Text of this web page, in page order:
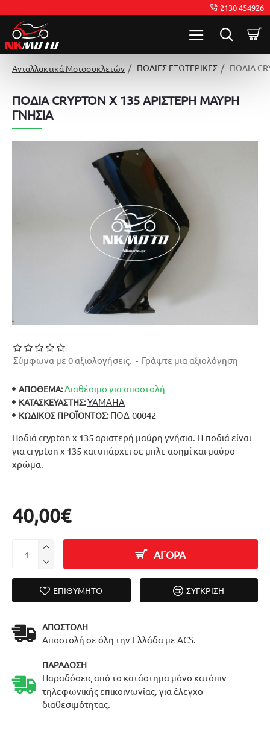
2130 454926
Ανταλλακτικά Μοτοσυκλετών ΠΟΔΙΕΣ ΕΞΩΤΕΡΙΚΕΣ ΠΟΔΙΑ
ΠΟΔΙΑ CRYPTON X 135 ΑΡΙΣΤΕΡΗ ΜΑΥΡΗ
ΓΝΗΣΙΑ
Ποδιά crypton x 135 αριστερή μαύρη γνήσια. Η ποδιά είναι
για crypton x 135 και υπάρχει σε μπλε ασημί και μαύρο
χρώμα.
ΑΠΟΘΕΜΑ:Διαθέσιμο για αποστολή
ΚΑΤΑΣΚΕΥΑΣΤΉΣ:YAMAHA
ΚΩΔΙΚΌΣ ΠΡΟΪΌΝΤΟΣ: ΠΟΔ-00042
Σύμφωνα με 0 αξιολογήσεις. - Γράψτε μια αξιολόγηση
40,00€
ΑΓΟΡΑ
ΕΠΙΘΥΜΗΤΌ ΣΎΓΚΡΙΣΗ
ΑΠΟΣΤΟΛΉ
Αποστολή σε όλη την Ελλάδα με ACS.
ΠΑΡΆΔΟΣΗ
Παραδόσεις από το κατάστημα μόνο κατόπιν
τηλεφωνικής επικοινωνίας, για έλεγχο
διαθεσιμότητας.